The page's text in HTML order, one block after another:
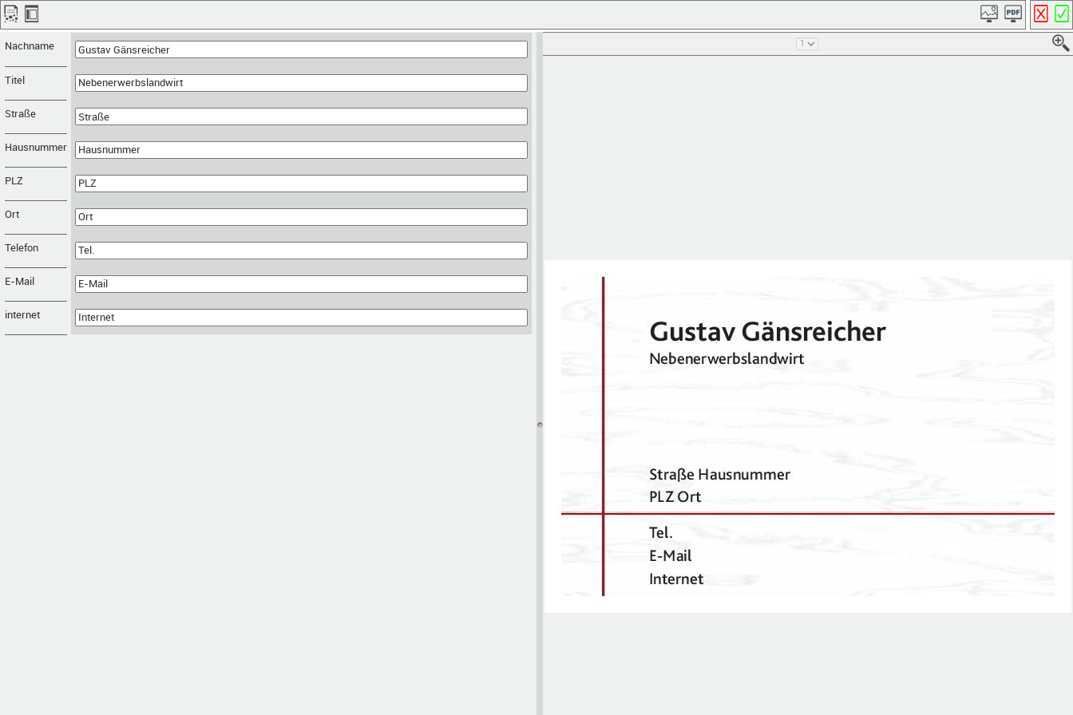
Nachname
Titel
Straße
Hausnummer
PLZ
Ort
Telefon
E-Mail
internet